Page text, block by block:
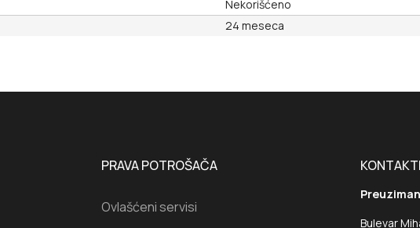
Nekorišćeno
24 meseca
PRAVA POTROŠAČA
Ovlašćeni servisi
Bulevar